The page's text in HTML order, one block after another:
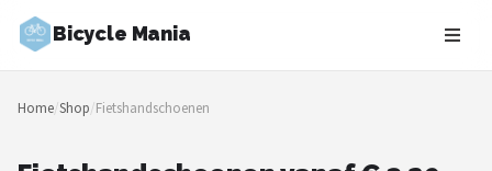
Bicycle Mania
Zoeken
NAVIGATIE
Home/Shop/Fietshandschoenen